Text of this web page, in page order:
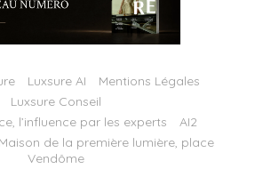
Luxsure AI
Mentions Légales
Luxsure Conseil
l’influence par les experts
AI2
de la première lumière, place
Vendôme